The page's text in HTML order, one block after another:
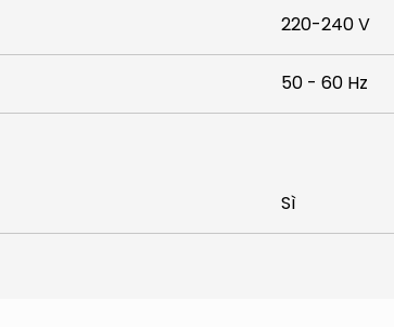
220-240 V
50 - 60 Hz
Sì